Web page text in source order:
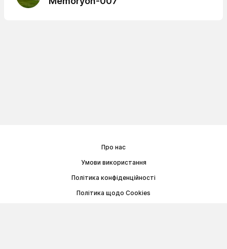
Про нас
Умови використання
Політика конфіденційності
Політика щодо Cookies